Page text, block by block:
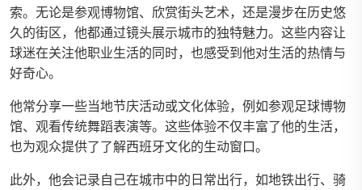
索。无论是参观博物馆、欣赏街头艺术，还是漫步在历史悠
久的街区，他都通过镜头展示城市的独特魅力。这些内容让
球迷在关注他职业生活的同时，也感受到他对生活的热情与
好奇心。
他常分享一些当地节庆活动或文化体验，例如参观足球博物
馆、观看传统舞蹈表演等。这些体验不仅丰富了他的生活，
也为观众提供了了解西班牙文化的生动窗口。
此外，他会记录自己在城市中的日常出行，如地铁出行、骑